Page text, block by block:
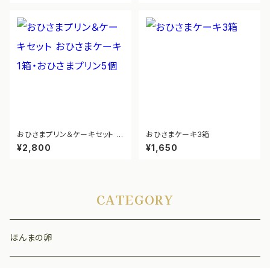
おひさまプリン＆ケーキセット お
ひさまケーキ1箱・おひさまプリ
ン5個
¥2,800
おひさまケーキ3箱
¥1,650
CATEGORY
ほんまの卵